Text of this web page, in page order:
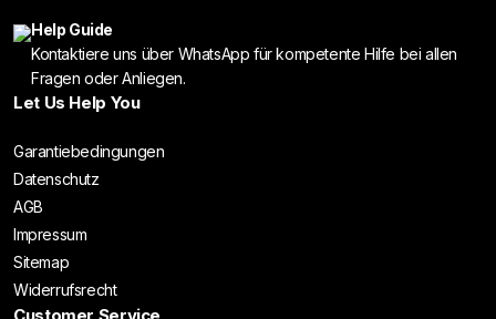
Help Guide
Kontaktiere uns über WhatsApp für kompetente Hilfe bei allen
Fragen oder Anliegen.
Let Us Help You
Garantiebedingungen
Datenschutz
AGB
Impressum
Sitemap
Widerrufsrecht